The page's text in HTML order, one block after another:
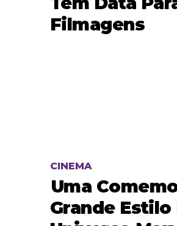
Filmagens
CINEMA
Uma
Grande Estilo